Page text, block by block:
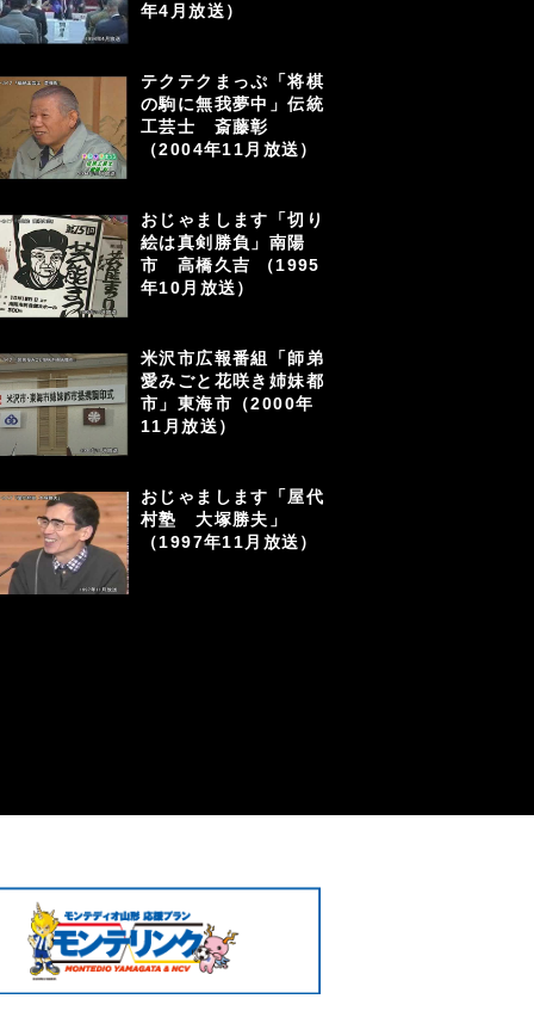
年4月放送）
テクテクまっぷ「将棋
の駒に無我夢中」伝統
工芸士 斎藤彰
（2004年11月放送）
おじゃまします「切り
絵は真剣勝負」南陽
市 高橋久吉 （1995
年10月放送）
米沢市広報番組「師弟
愛みごと花咲き姉妹都
市」東海市（2000年
11月放送）
おじゃまします「屋代
村塾 大塚勝夫」
（1997年11月放送）